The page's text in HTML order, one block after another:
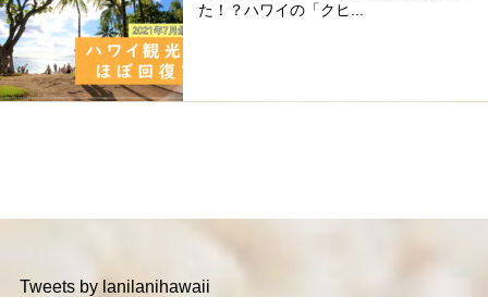
た！？ハワイの「クヒ...
Tweets by lanilanihawaii